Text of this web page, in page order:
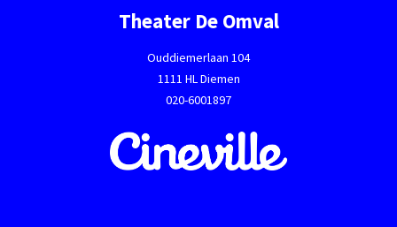
Theater De Omval
Ouddiemerlaan 104
1111 HL Diemen
020-6001897